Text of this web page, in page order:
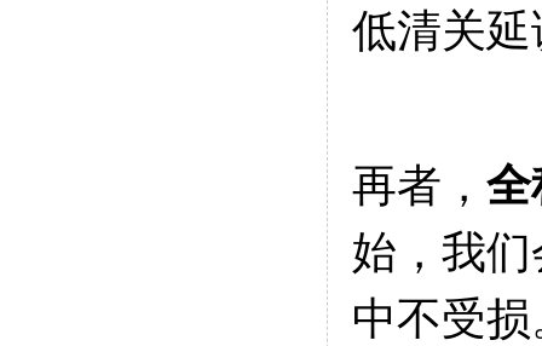
低清关
再者， 全
始，我
中不受